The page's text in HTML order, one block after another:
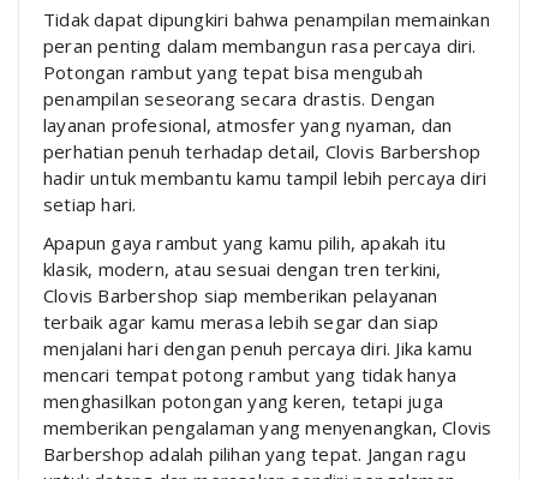
Tidak dapat dipungkiri bahwa penampilan memainkan
peran penting dalam membangun rasa percaya diri.
Potongan rambut yang tepat bisa mengubah
penampilan seseorang secara drastis. Dengan
layanan profesional, atmosfer yang nyaman, dan
perhatian penuh terhadap detail, Clovis Barbershop
hadir untuk membantu kamu tampil lebih percaya diri
setiap hari.
Apapun gaya rambut yang kamu pilih, apakah itu
klasik, modern, atau sesuai dengan tren terkini,
Clovis Barbershop siap memberikan pelayanan
terbaik agar kamu merasa lebih segar dan siap
menjalani hari dengan penuh percaya diri. Jika kamu
mencari tempat potong rambut yang tidak hanya
menghasilkan potongan yang keren, tetapi juga
memberikan pengalaman yang menyenangkan, Clovis
Barbershop adalah pilihan yang tepat. Jangan ragu